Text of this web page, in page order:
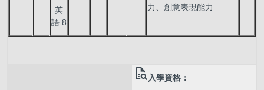
英
語 8
力、創意表現能力
quick_reference_all 入學資格：